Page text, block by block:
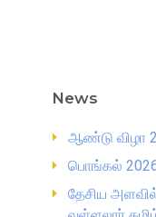
News
ஆண்டு விழா
பொங்கல்
தேசிய